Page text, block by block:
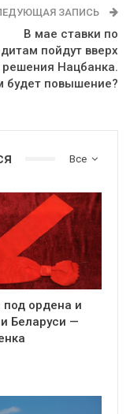
ЗАПИСЬ
В мае ставки по
пойдут вверх
решения Нацбанка.
будет повышение?
Все
ордена и
Беларуси —